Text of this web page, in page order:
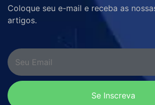
Coloque seu e-mail e receba as
artigos.
Se Inscreva